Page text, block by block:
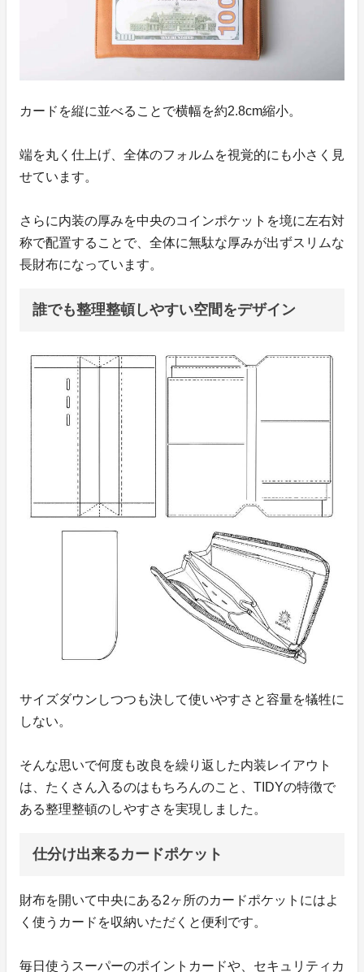
カードを縦に並べることで横幅を約2.8cm縮小。
端を丸く仕上げ、全体のフォルムを視覚的にも小さく見
せています。
さらに内装の厚みを中央のコインポケットを境に左右対
称で配置することで、全体に無駄な厚みが出ずスリムな
長財布になっています。
誰でも整理整頓しやすい空間をデザイン
サイズダウンしつつも決して使いやすさと容量を犠牲に
しない。
そんな思いで何度も改良を繰り返した内装レイアウト
は、たくさん入るのはもちろんのこと、TIDYの特徴で
ある整理整頓のしやすさを実現しました。
仕分け出来るカードポケット
財布を開いて中央にある2ヶ所のカードポケットにはよ
く使うカードを収納いただくと便利です。
毎日使うスーパーのポイントカードや、セキュリティカ